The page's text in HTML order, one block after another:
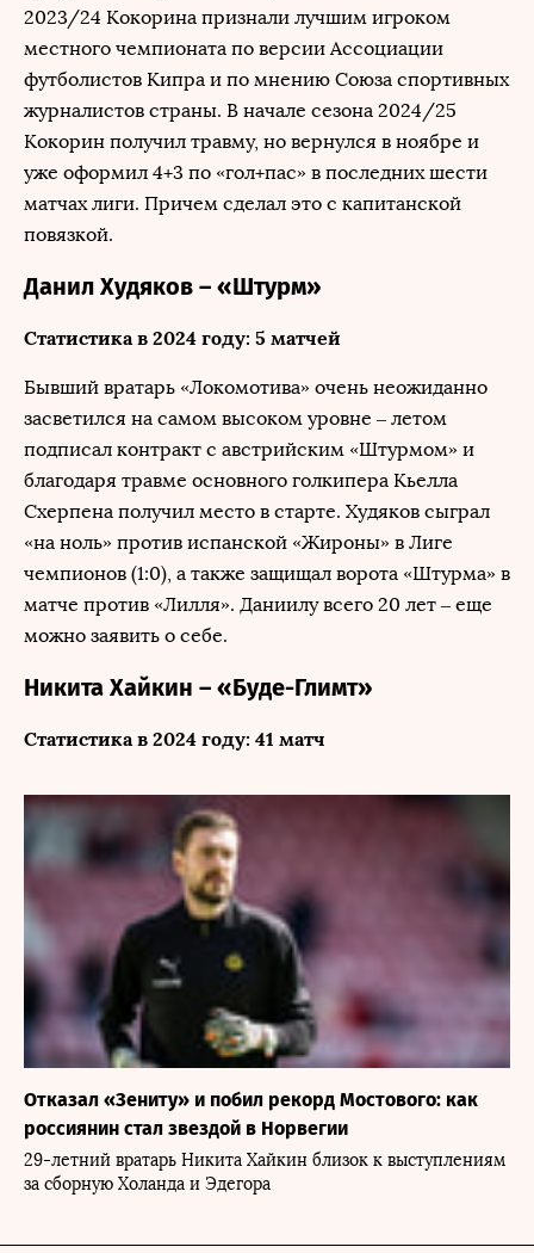
2023/24 Кокорина признали лучшим игроком
местного чемпионата по версии Ассоциации
футболистов Кипра и по мнению Союза спортивных
журналистов страны. В начале сезона 2024/25
Кокорин получил травму, но вернулся в ноябре и
уже оформил 4+3 по «гол+пас» в последних шести
матчах лиги. Причем сделал это с капитанской
повязкой.
Данил Худяков – «Штурм»
Статистика в 2024 году: 5 матчей
Бывший вратарь «Локомотива» очень неожиданно
засветился на самом высоком уровне – летом
подписал контракт с австрийским «Штурмом» и
благодаря травме основного голкипера Кьелла
Схерпена получил место в старте. Худяков сыграл
«на ноль» против испанской «Жироны» в Лиге
чемпионов (1:0), а также защищал ворота «Штурма» в
матче против «Лилля». Даниилу всего 20 лет – еще
можно заявить о себе.
Никита Хайкин – «Буде-Глимт»
Статистика в 2024 году: 41 матч
Отказал «Зениту» и побил рекорд Мостового: как
россиянин стал звездой в Норвегии
29-летний вратарь Никита Хайкин близок к выступлениям
за сборную Холанда и Эдегора